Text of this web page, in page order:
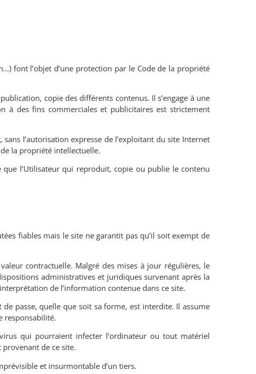
font l’objet d’une protection par le Code de la propriété
copie des différents contenus. Il s’engage à une
à des fins commerciales et publicitaires est strictement
sans l’autorisation expresse de l’exploitant du site Internet
la propriété intellectuelle.
que l’Utilisateur qui reproduit, copie ou publie le contenu
fiables mais le site ne garantit pas qu’il soit exempt de
contractuelle. Malgré des mises à jour régulières, le
administratives et juridiques survenant après la
interprétation de l’information contenue dans ce site.
passe, quelle que soit sa forme, est interdite. Il assume
responsabilité.
qui pourraient infecter l’ordinateur ou tout matériel
provenant de ce site.
et insurmontable d’un tiers.